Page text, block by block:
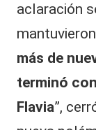
aclaración
más de
terminó
Flavia”,